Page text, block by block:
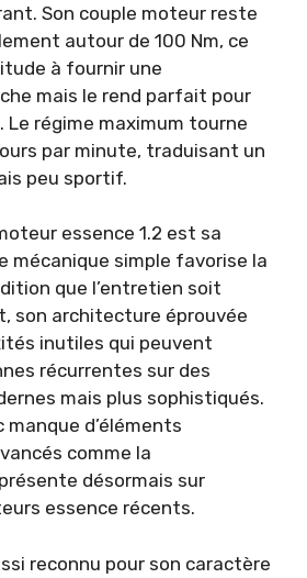
Son couple moteur reste
autour de 100 Nm, ce
à fournir une
mais le rend parfait pour
Le régime maximum tourne
par minute, traduisant un
peu sportif.
essence 1.2 est sa
mécanique simple favorise la
que l’entretien soit
son architecture éprouvée
inutiles qui peuvent
récurrentes sur des
mais plus sophistiqués.
d’éléments
comme la
désormais sur
essence récents.
reconnu pour son caractère